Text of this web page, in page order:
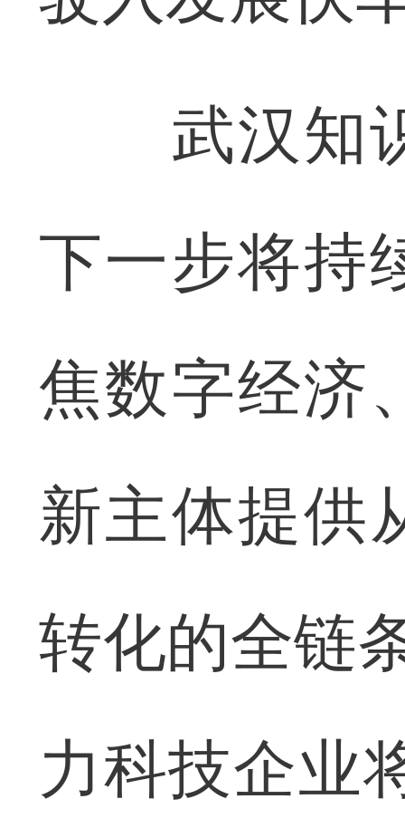
武汉知识
下一步将持
焦数字经济
新主体提供
转化的全链
力科技企业